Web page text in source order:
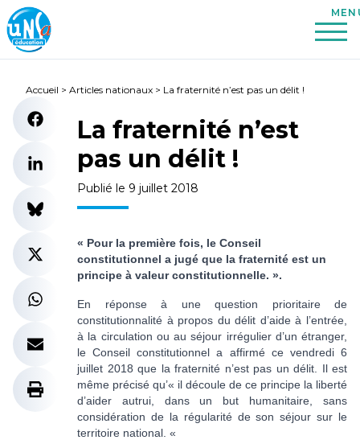
Accueil > Articles nationaux > La fraternité n’est pas un délit !
La fraternité n’est
pas un délit !
Publié le 9 juillet 2018
« Pour la première fois, le Conseil
constitutionnel a jugé que la fraternité est un
principe à valeur constitutionnelle. ».
En réponse à une question prioritaire de
constitutionnalité à propos du délit d’aide à l’entrée,
à la circulation ou au séjour irrégulier d’un étranger,
le Conseil constitutionnel a affirmé ce vendredi 6
juillet 2018 que la fraternité n’est pas un délit. Il est
même précisé qu’« il découle de ce principe la liberté
d’aider autrui, dans un but humanitaire, sans
considération de la régularité de son séjour sur le
territoire national. «